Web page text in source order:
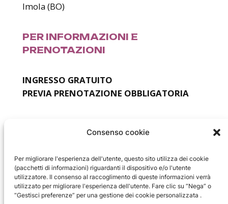
Consenso cookie
Per migliorare l'esperienza dell'utente, questo sito utilizza dei cookie
(pacchetti di informazioni) riguardanti il dispositivo e/o l'utente
utilizzatore. Il consenso al raccoglimento di queste informazioni verrà
utilizzato per migliorare l'esperienza dell'utente. Fare clic su “Nega” o
“Gestisci preferenze” per una gestione dei cookie personalizzata .
Imola (BO)
PER INFORMAZIONI E
PRENOTAZIONI
INGRESSO GRATUITO
PREVIA PRENOTAZIONE OBBLIGATORIA
Facebook
Instagram
WhatsApp